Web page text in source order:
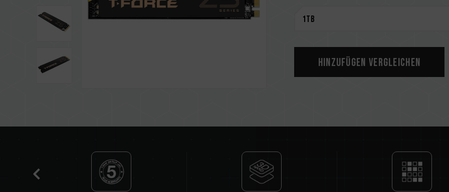
Patentnummer der Erfindung in den
Gebrauchsmuster-Patentnummer
Patentierte S.M.A.R.T.-Software
Hinzufügen Vergleichen